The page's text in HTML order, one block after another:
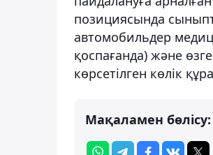
позициясында
автомобильдер
қоспағанда) және
көрсетілген көлік
Мақаламен бөлісу: